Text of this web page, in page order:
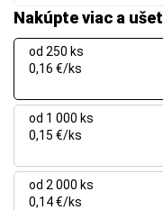
Nakúpte viac a
od 250 ks
0,16 €/ks
od 1 000 ks
0,15 €/ks
od 2 000 ks
0,14 €/ks